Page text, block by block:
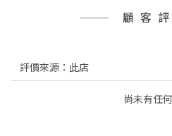
顧客
尚未有任